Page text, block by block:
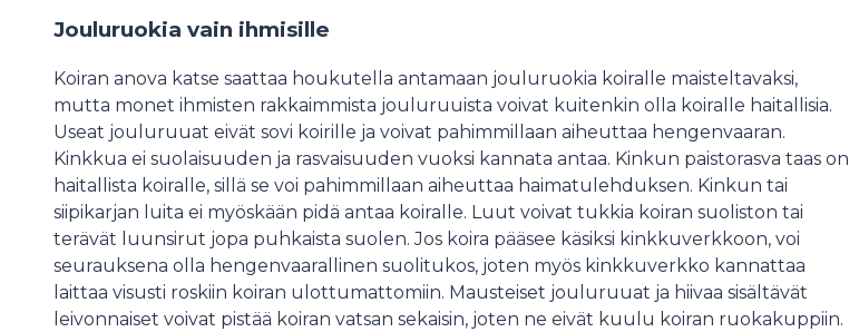
Jouluruokia vain ihmisille
Koiran anova katse saattaa houkutella antamaan jouluruokia koiralle maisteltavaksi,
mutta monet ihmisten rakkaimmista jouluruuista voivat kuitenkin olla koiralle haitallisia.
Useat jouluruuat eivät sovi koirille ja voivat pahimmillaan aiheuttaa hengenvaaran.
Kinkkua ei suolaisuuden ja rasvaisuuden vuoksi kannata antaa. Kinkun paistorasva taas on
haitallista koiralle, sillä se voi pahimmillaan aiheuttaa haimatulehduksen. Kinkun tai
siipikarjan luita ei myöskään pidä antaa koiralle. Luut voivat tukkia koiran suoliston tai
terävät luunsirut jopa puhkaista suolen. Jos koira pääsee käsiksi kinkkuverkkoon, voi
seurauksena olla hengenvaarallinen suolitukos, joten myös kinkkuverkko kannattaa
laittaa visusti roskiin koiran ulottumattomiin. Mausteiset jouluruuat ja hiivaa sisältävät
leivonnaiset voivat pistää koiran vatsan sekaisin, joten ne eivät kuulu koiran ruokakuppiin.